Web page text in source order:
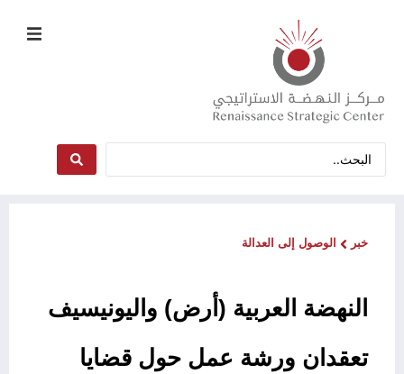
خبر الوصول إلى العدالة
النهضة العربية (أرض) واليونيسيف
تعقدان ورشة عمل حول قضايا